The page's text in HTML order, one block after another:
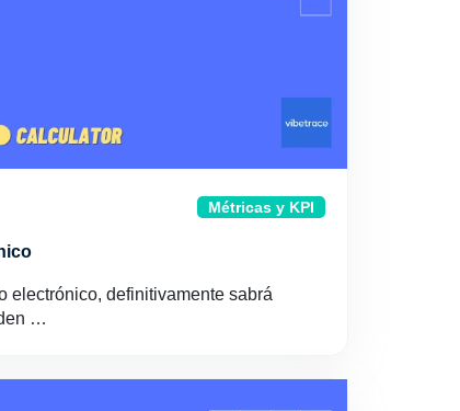
Métricas y KPI
electrónico, definitivamente sabrá
…